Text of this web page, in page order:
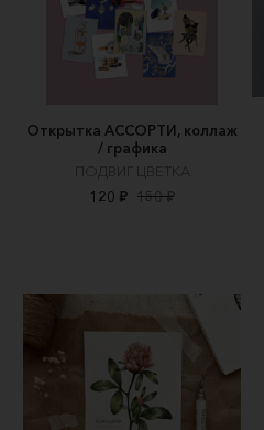
Открытка АССОРТИ, коллаж
/ графика
ПОДВИГ ЦВЕТКА
120 ₽ 150 ₽